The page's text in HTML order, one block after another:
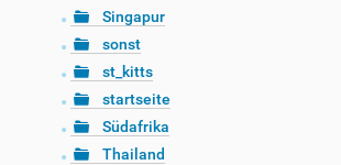
Singapur
sonst
st_kitts
startseite
Südafrika
Thailand